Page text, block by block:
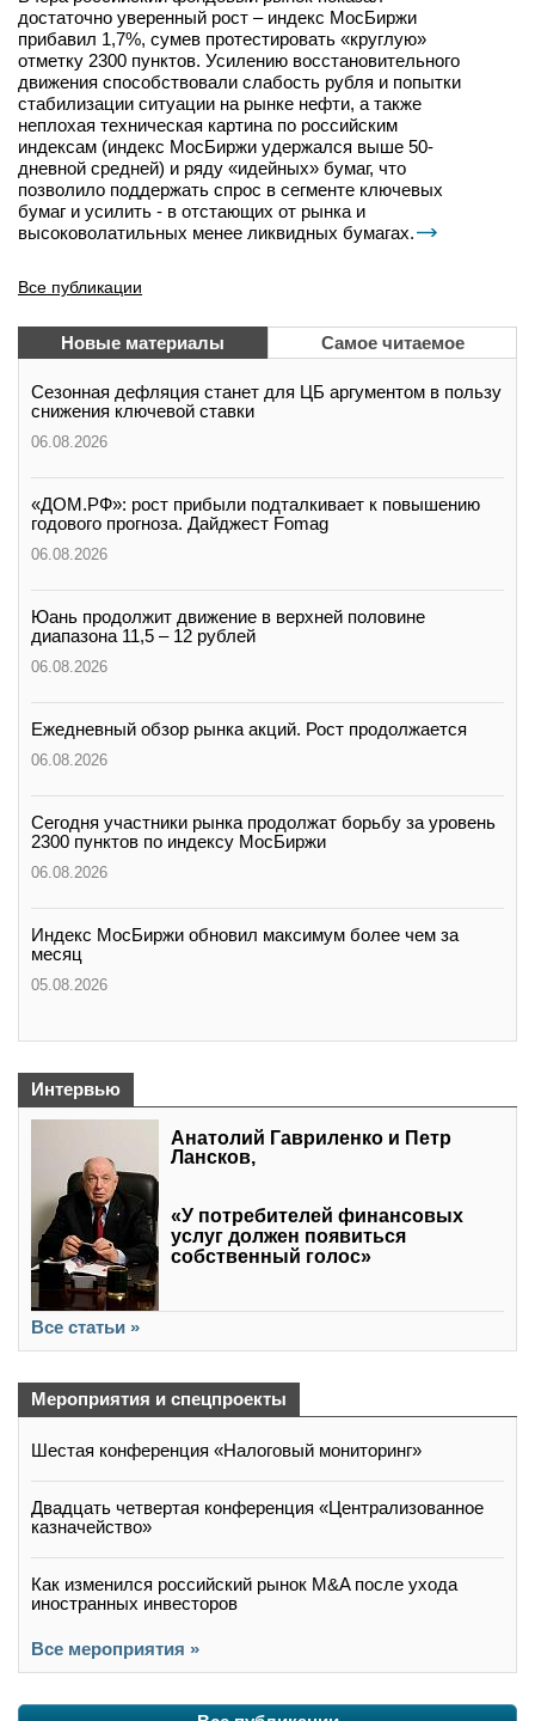
достаточно уверенный рост – индекс МосБиржи
прибавил 1,7%, сумев протестировать «круглую»
отметку 2300 пунктов. Усилению восстановительного
движения способствовали слабость рубля и попытки
стабилизации ситуации на рынке нефти, а также
неплохая техническая картина по российским
индексам (индекс МосБиржи удержался выше 50-
дневной средней) и ряду «идейных» бумаг, что
позволило поддержать спрос в сегменте ключевых
бумаг и усилить - в отстающих от рынка и
высоковолатильных менее ликвидных бумагах.
Все публикации
Новые материалы Самое читаемое
Сезонная дефляция станет для ЦБ аргументом в пользу
снижения ключевой ставки
06.08.2026
«ДОМ.РФ»: рост прибыли подталкивает к повышению
годового прогноза. Дайджест Fomag
06.08.2026
Юань продолжит движение в верхней половине
диапазона 11,5 – 12 рублей
06.08.2026
Ежедневный обзор рынка акций. Рост продолжается
06.08.2026
Сегодня участники рынка продолжат борьбу за уровень
2300 пунктов по индексу МосБиржи
06.08.2026
Индекс МосБиржи обновил максимум более чем за
месяц
05.08.2026
Интервью
Анатолий Гавриленко и Петр
Лансков,
«У потребителей финансовых
услуг должен появиться
собственный голос»
Все статьи »
Мероприятия и спецпроекты
Шестая конференция «Налоговый мониторинг»
Двадцать четвертая конференция «Централизованное
казначейство»
Как изменился российский рынок M&A после ухода
иностранных инвесторов
Все мероприятия »